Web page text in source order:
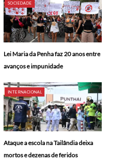
SOCIEDADE
Lei Maria da Penha faz 20 anos entre
avanços e impunidade
INTERNACIONAL
Ataque a escola na Tailândia deixa
mortos e dezenas de feridos